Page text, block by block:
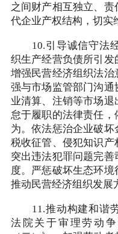
之间财产相互独立、
代企业产权结构，切实
10.引导诚信守法经
织生产经营负债所引
增强民营经济组织法治
强与市场监管部门沟
业清算、注销等市场
怠于履职的法律责任
为。依法惩治企业破
税收征管、侵犯知识
突出违法犯罪问题完
度。严惩破坏生态环境
推动民营经济组织发展
11.推动构建和谐劳
法院关于审理劳动